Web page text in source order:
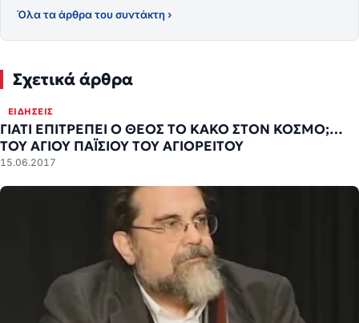
Όλα τα άρθρα του συντάκτη ›
Σχετικά άρθρα
ΕΙΔΉΣΕΙΣ
ΓΙΑΤΙ ΕΠΙΤΡΕΠΕΙ Ο ΘΕΟΣ ΤΟ ΚΑΚΟ ΣΤΟΝ ΚΟΣΜΟ;…
ΤΟΥ ΑΓΙΟΥ ΠΑΪΣΙΟΥ ΤΟΥ ΑΓΙΟΡΕΙΤΟΥ
15.06.2017